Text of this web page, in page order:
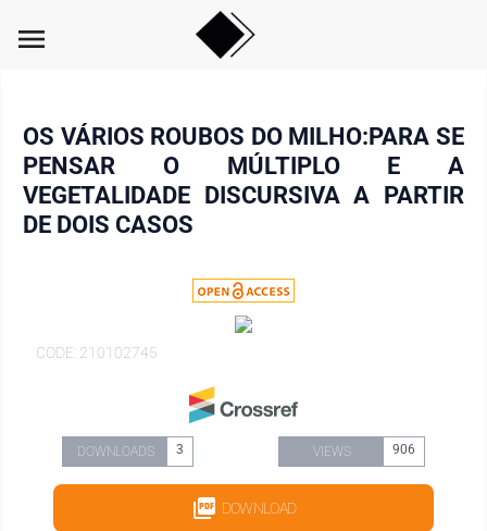
menu
OS VÁRIOS ROUBOS DO MILHO:PARA SE
PENSAR O MÚLTIPLO E A
VEGETALIDADE DISCURSIVA A PARTIR
DE DOIS CASOS
CODE: 210102745
DOWNLOADS 3 VIEWS 906
DOWNLOAD